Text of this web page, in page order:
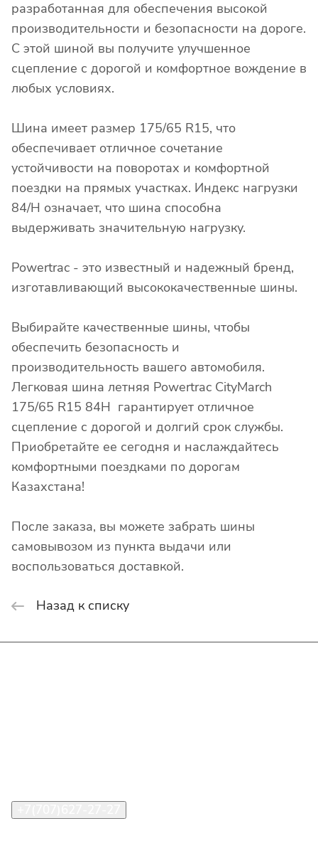
разработанная для обеспечения высокой
производительности и безопасности на дороге.
С этой шиной вы получите улучшенное
сцепление с дорогой и комфортное вождение в
любых условиях.
Шина имеет размер 175/65 R15, что
обеспечивает отличное сочетание
устойчивости на поворотах и комфортной
поездки на прямых участках. Индекс нагрузки
84/H означает, что шина способна
выдерживать значительную нагрузку.
Powertrac - это известный и надежный бренд,
изготавливающий высококачественные шины.
Выбирайте качественные шины, чтобы
обеспечить безопасность и
производительность вашего автомобиля.
Легковая шина летняя Powertrac CityMarch
175/65 R15 84H гарантирует отличное
сцепление с дорогой и долгий срок службы.
Приобретайте ее сегодня и наслаждайтесь
комфортными поездками по дорогам
Казахстана!
После заказа, вы можете забрать шины
самовывозом из пункта выдачи или
воспользоваться доставкой.
Назад к списку